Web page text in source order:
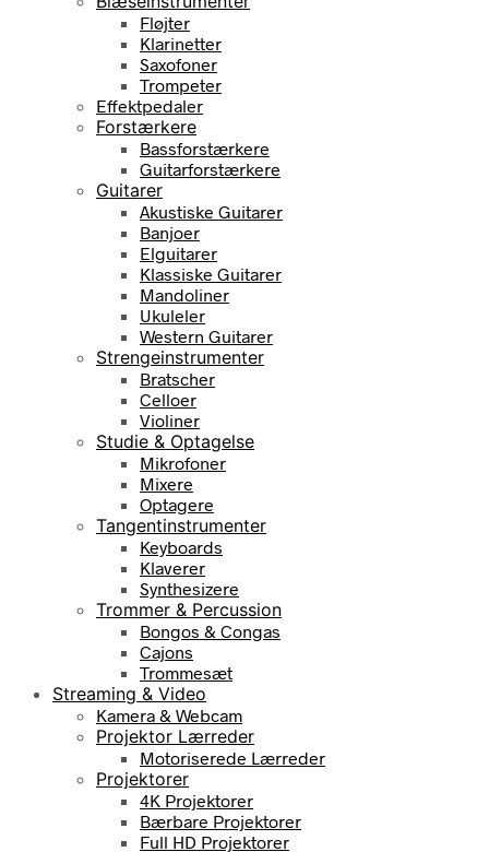
Fløjter
Klarinetter
Saxofoner
Trompeter
Effektpedaler
Forstærkere
Bassforstærkere
Guitarforstærkere
Guitarer
Akustiske Guitarer
Banjoer
Elguitarer
Klassiske Guitarer
Mandoliner
Ukuleler
Western Guitarer
Strengeinstrumenter
Bratscher
Celloer
Violiner
Studie & Optagelse
Mikrofoner
Mixere
Optagere
Tangentinstrumenter
Keyboards
Klaverer
Synthesizere
Trommer & Percussion
Bongos & Congas
Cajons
Trommesæt
Streaming & Video
Kamera & Webcam
Projektor Lærreder
Motoriserede Lærreder
Projektorer
4K Projektorer
Bærbare Projektorer
Full HD Projektorer